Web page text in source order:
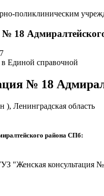
поликлиническим
№ 18
Единой справочной
№ 18
), Ленинградская область
района СПб:
"Женская консультация